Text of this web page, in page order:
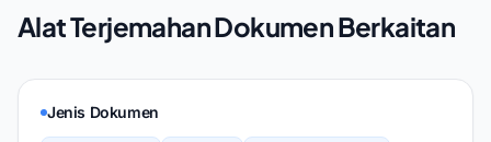
Alat Terjemahan Dokumen Berkaitan
Jenis Dokumen